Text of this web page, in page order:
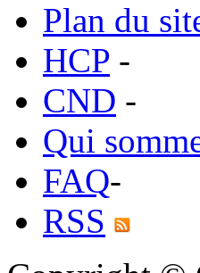
Plan du
HCP -
CND -
Qui
FAQ-
RSS